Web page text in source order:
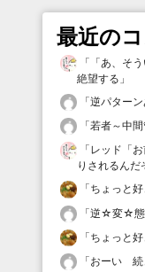
最近の
「 「あ、そ
絶望する 」
「逆パター
「若者～中
「レッド「
りされるんだ
「ちょっと好
「逆☆変☆態
「ちょっと好
「おーい 続